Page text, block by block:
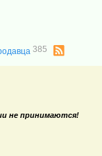
385
не принимаются!